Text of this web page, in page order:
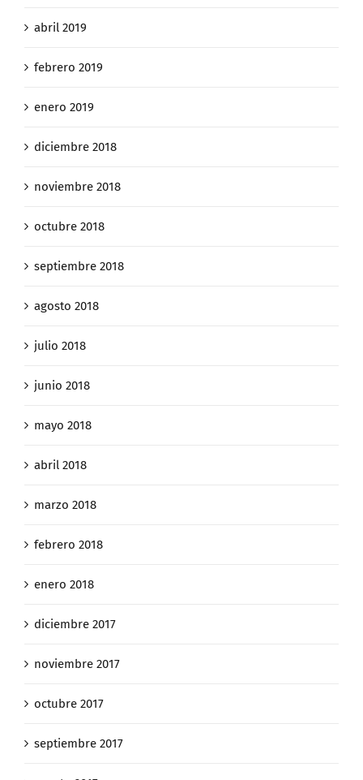
abril 2019
febrero 2019
enero 2019
diciembre 2018
noviembre 2018
octubre 2018
septiembre 2018
agosto 2018
julio 2018
junio 2018
mayo 2018
abril 2018
marzo 2018
febrero 2018
enero 2018
diciembre 2017
noviembre 2017
octubre 2017
septiembre 2017